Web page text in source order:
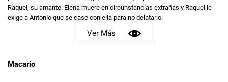
Raquel, su amante. Elena muere en circunstancias extrañas y Raquel le
exige a Antonio que se case con ella para no delatarlo.
Ver Más
Macario